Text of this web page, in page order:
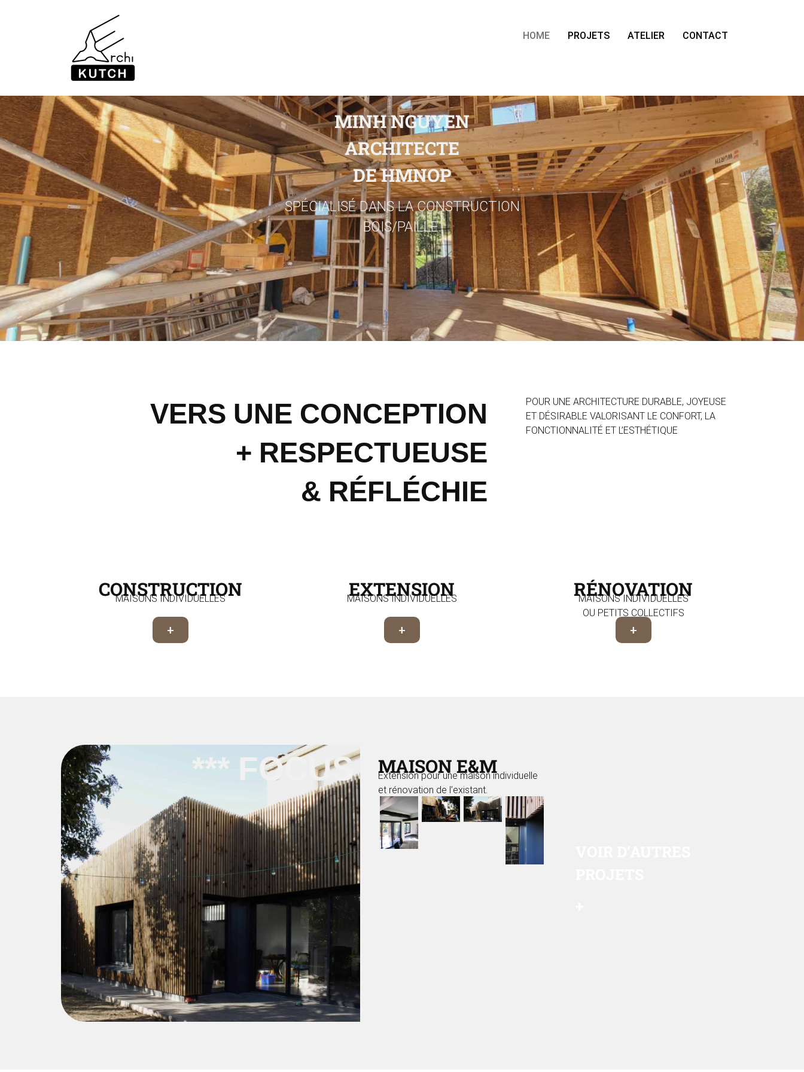
HOME PROJETS ATELIER CONTACT
MINH NGUYEN
ARCHITECTE
DE HMNOP
SPÉCIALISÉ DANS LA CONSTRUCTION
BOIS/PAILLE.
VERS UNE CONCEPTION
+ RESPECTUEUSE
& RÉFLÉCHIE
POUR UNE ARCHITECTURE DURABLE, JOYEUSE
ET DÉSIRABLE VALORISANT LE CONFORT, LA
FONCTIONNALITÉ ET L’ESTHÉTIQUE
CONSTRUCTION
MAISONS INDIVIDUELLES
+
EXTENSION
MAISONS INDIVIDUELLES
+
RÉNOVATION
MAISONS INDIVIDUELLES
OU PETITS COLLECTIFS
+
*** FOCUS MAISON E&M
Extension pour une maison individuelle
et rénovation de l’existant.